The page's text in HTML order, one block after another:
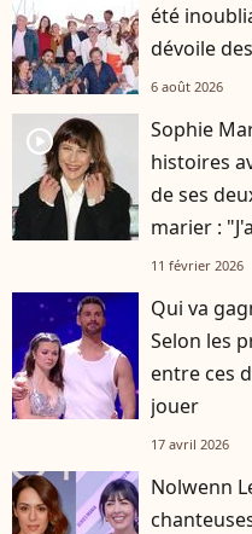
été
dévoile
6 août 2026
player2
Sophie
histoires
de ses
marier :
11 février 2026
Qui va
Selon les
entre ces
jouer
17 avril 2026
Nolwenn